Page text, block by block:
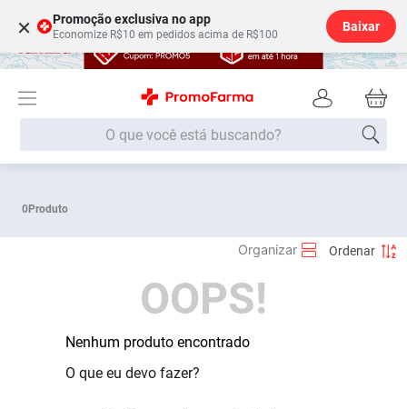
× Promoção exclusiva no app
Economize R$10 em pedidos acima de R$100
Baixar
O que você está buscando?
0Produto
OOPS!
Nenhum produto encontrado
O que eu devo fazer?
Lenço Umedecido
Fralda G
Shampoo